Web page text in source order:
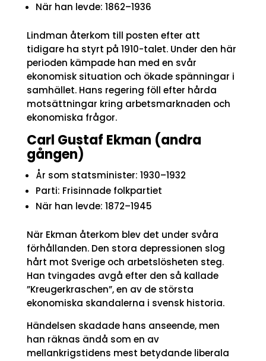
När han levde: 1862–1936
Lindman återkom till posten efter att
tidigare ha styrt på 1910-talet. Under den här
perioden kämpade han med en svår
ekonomisk situation och ökade spänningar i
samhället. Hans regering föll efter hårda
motsättningar kring arbetsmarknaden och
ekonomiska frågor.
Carl Gustaf Ekman (andra
gången)
År som statsminister: 1930–1932
Parti: Frisinnade folkpartiet
När han levde: 1872–1945
När Ekman återkom blev det under svåra
förhållanden. Den stora depressionen slog
hårt mot Sverige och arbetslösheten steg.
Han tvingades avgå efter den så kallade
”Kreugerkraschen”, en av de största
ekonomiska skandalerna i svensk historia.
Händelsen skadade hans anseende, men
han räknas ändå som en av
mellankrigstidens mest betydande liberala